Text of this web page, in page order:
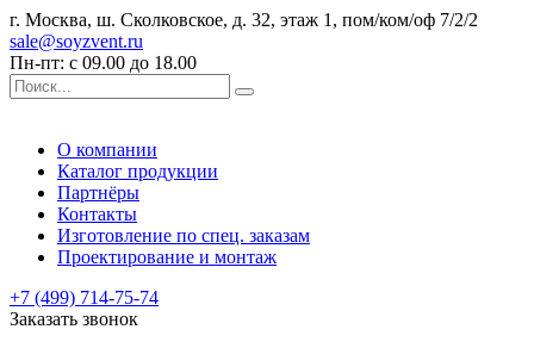
г. Москва, ш. Сколковское, д. 32, этаж 1, пом/ком/оф 7/2/2
sale@soyzvent.ru
Пн-пт: с 09.00 до 18.00
О компании
Каталог продукции
Партнёры
Контакты
Изготовление по спец. заказам
Проектирование и монтаж
+7 (499) 714-75-74
Заказать звонок